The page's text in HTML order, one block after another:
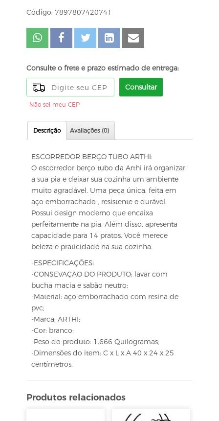
Código: 7897807420741
Consulte o frete e prazo estimado de entrega:
Consultar
Não sei meu CEP
Descrição Avaliações (0)
ESCORREDOR BERÇO TUBO ARTHI:
O escorredor berço tubo da Arthi irá organizar
a sua pia e deixar sua cozinha um ambiente
muito agradável. Uma peça única, feita em
aço emborrachado , resistente e durável.
Possui design moderno que encaixa
perfeitamente na pia. Além disso, apresenta
capacidade para 14 pratos. Você merece
beleza e praticidade na sua cozinha.
-ESPECIFICAÇÕES:
-CONSEVAÇAO DO PRODUTO: lavar com
bucha macia e sabão neutro;
-Material: aço emborrachado com resina de
pvc;
-Marca: ARTHI;
-Cor: branco;
-Peso do produto: 1.666 Quilogramas;
-Dimensões do item: C x L x A 40 x 24 x 25
centímetros.
Produtos relacionados